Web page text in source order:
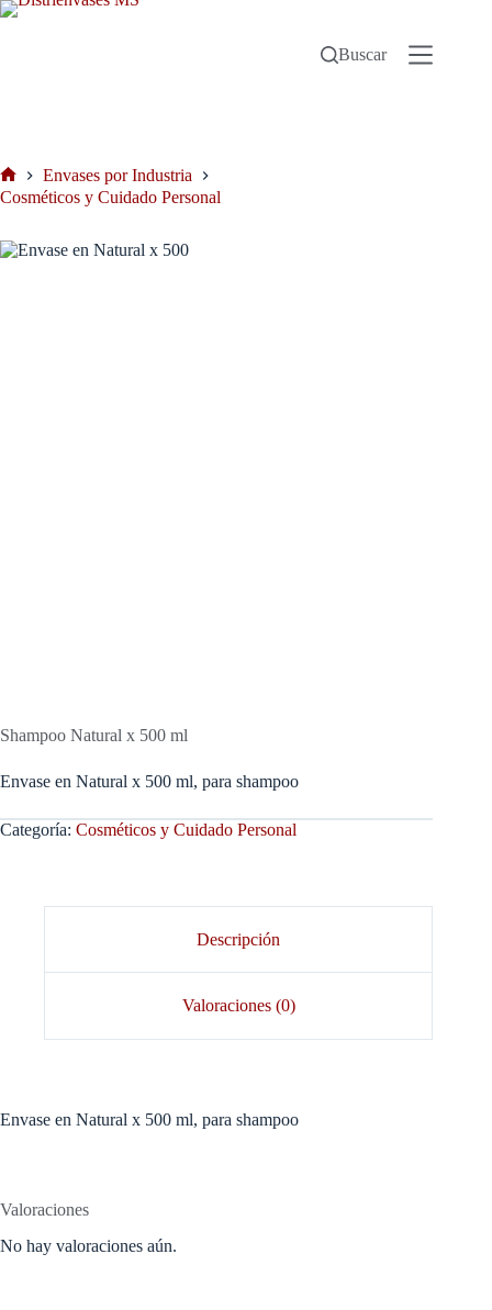
Buscar
Envases por Industria
Cosméticos y Cuidado Personal
Shampoo Natural x 500 ml
Envase en Natural x 500 ml, para shampoo
Categoría: Cosméticos y Cuidado Personal
Descripción
Valoraciones (0)
Envase en Natural x 500 ml, para shampoo
Valoraciones
No hay valoraciones aún.